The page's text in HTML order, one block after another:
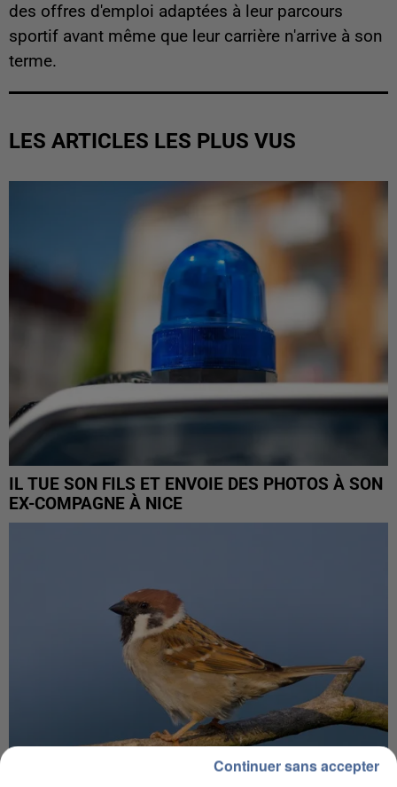
des offres d'emploi adaptées à leur parcours
sportif avant même que leur carrière n'arrive à son
terme.
LES ARTICLES LES PLUS VUS
IL TUE SON FILS ET ENVOIE DES PHOTOS À SON
EX-COMPAGNE À NICE
Continuer sans accepter